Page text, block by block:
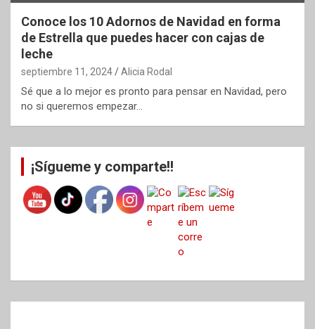
Conoce los 10 Adornos de Navidad en forma
de Estrella que puedes hacer con cajas de
leche
septiembre 11, 2024 Alicia Rodal
Sé que a lo mejor es pronto para pensar en Navidad, pero
no si queremos empezar…
¡Sígueme y comparte!!